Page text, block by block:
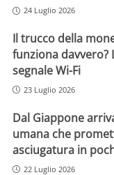
24 Luglio 2026
Il trucco della
funziona davvero?
segnale Wi-Fi
23 Luglio 2026
Dal Giappone
umana che
asciugatura in
22 Luglio 2026